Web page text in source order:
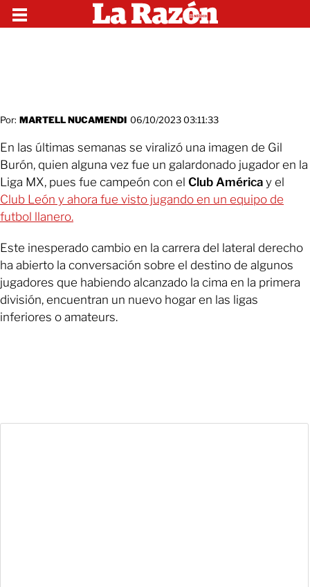
Por: MARTELL NUCAMENDI 06/10/2023 03:11:33
En las últimas semanas se viralizó una imagen de Gil
Burón, quien alguna vez fue un galardonado jugador en la
Liga MX, pues fue campeón con el Club América y el
Club León y ahora fue visto jugando en un equipo de
futbol llanero.
Este inesperado cambio en la carrera del lateral derecho
ha abierto la conversación sobre el destino de algunos
jugadores que habiendo alcanzado la cima en la primera
división, encuentran un nuevo hogar en las ligas
inferiores o amateurs.